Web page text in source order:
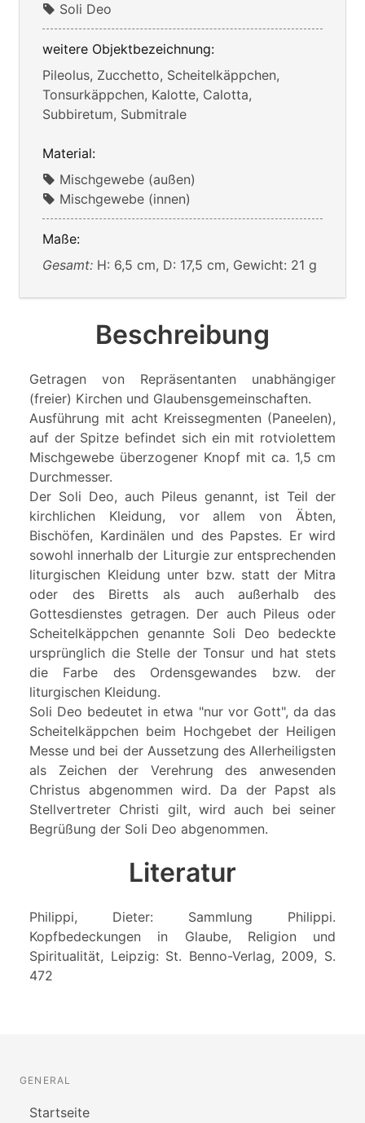
Soli Deo
weitere Objektbezeichnung:
Pileolus, Zucchetto, Scheitelkäppchen,
Tonsurkäppchen, Kalotte, Calotta,
Subbiretum, Submitrale
Material:
Mischgewebe (außen)
Mischgewebe (innen)
Maße:
Gesamt: H: 6,5 cm, D: 17,5 cm, Gewicht: 21 g
Beschreibung
Getragen von Repräsentanten unabhängiger
(freier) Kirchen und Glaubensgemeinschaften.
Ausführung mit acht Kreissegmenten (Paneelen),
auf der Spitze befindet sich ein mit rotviolettem
Mischgewebe überzogener Knopf mit ca. 1,5 cm
Durchmesser.
Der Soli Deo, auch Pileus genannt, ist Teil der
kirchlichen Kleidung, vor allem von Äbten,
Bischöfen, Kardinälen und des Papstes. Er wird
sowohl innerhalb der Liturgie zur entsprechenden
liturgischen Kleidung unter bzw. statt der Mitra
oder des Biretts als auch außerhalb des
Gottesdienstes getragen. Der auch Pileus oder
Scheitelkäppchen genannte Soli Deo bedeckte
ursprünglich die Stelle der Tonsur und hat stets
die Farbe des Ordensgewandes bzw. der
liturgischen Kleidung.
Soli Deo bedeutet in etwa "nur vor Gott", da das
Scheitelkäppchen beim Hochgebet der Heiligen
Messe und bei der Aussetzung des Allerheiligsten
als Zeichen der Verehrung des anwesenden
Christus abgenommen wird. Da der Papst als
Stellvertreter Christi gilt, wird auch bei seiner
Begrüßung der Soli Deo abgenommen.
Literatur
Philippi, Dieter: Sammlung Philippi.
Kopfbedeckungen in Glaube, Religion und
Spiritualität, Leipzig: St. Benno-Verlag, 2009, S.
472
GENERAL
Startseite